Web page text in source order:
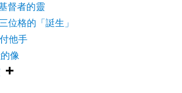
督者的靈
位格的「誔生」
他手
像